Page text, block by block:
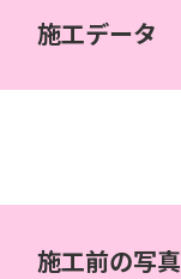
施工データ
施工前の写真